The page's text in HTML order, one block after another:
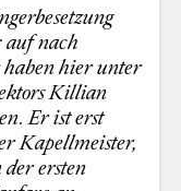
auf nach
hier unter
Killian
Er ist erst
Kapellmeister,
der ersten